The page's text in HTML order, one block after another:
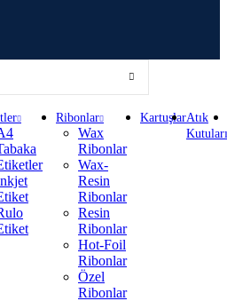
Ribonlar
Wax
Ribonlar
Wax-
Resin
Ribonlar
Resin
Ribonlar
Hot-Foil
Ribonlar
Özel
Ribonlar
KartuşlarAtık
Kutuları